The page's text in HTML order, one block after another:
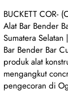
BUCKETT COR-
Alat Bar Bender
Sumatera
Bar Bender Bar
produk alat
mengangkut
pengecoran di